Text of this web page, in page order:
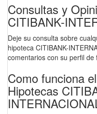
Consultas y
CITIBANK-
Deje su consulta sobre
hipoteca CITIBANK-
comentarios con su perfil de
Como funciona
Hipotecas